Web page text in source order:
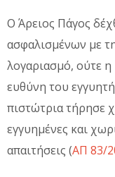
Ο Άρειος Πάγος
ασφαλισμένων με
λογαριασμό, ούτε
ευθύνη του
πιστώτρια τήρησε
εγγυημένες και
απαιτήσεις (ΑΠ 83/